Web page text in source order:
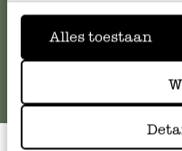
Alles toestaan